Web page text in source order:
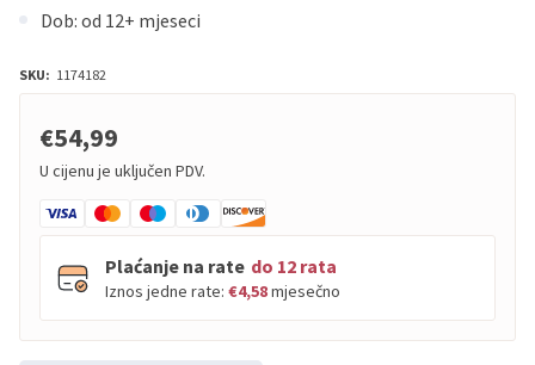
Dob: od 12+ mjeseci
SKU: 1174182
€54,99
U cijenu je uključen PDV.
Plaćanje na rate do 12 rata
Iznos jedne rate: €4,58mjesečno